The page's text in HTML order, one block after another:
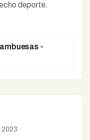
deporte.
-
2023